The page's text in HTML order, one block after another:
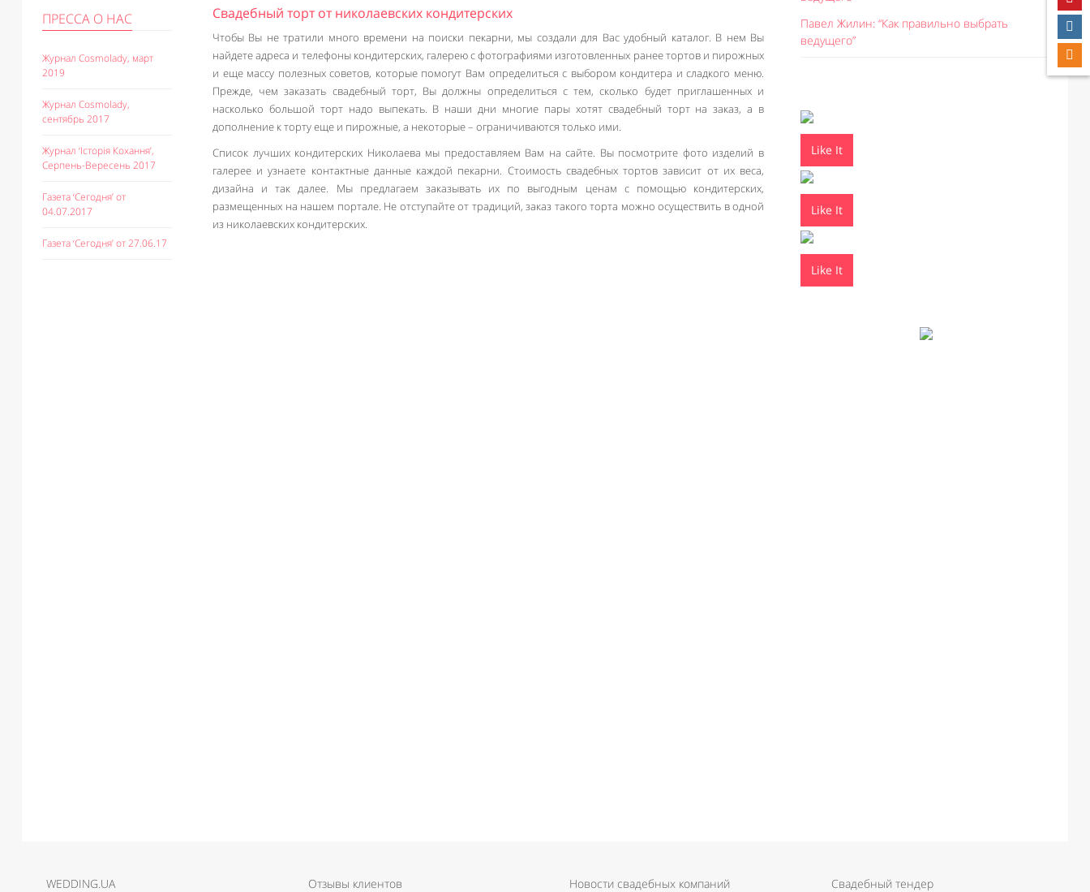
ПРЕССА О НАС
Журнал Cosmolady, март
2019
Журнал Cosmolady,
сентябрь 2017
Журнал ‘Історія Кохання’,
Серпень-Вересень 2017
Газета ‘Сегодня’ от
04.07.2017
Газета ‘Сегодня’ от 27.06.17
Свадебный торт от николаевских кондитерских
Чтобы Вы не тратили много времени на поиски пекарни, мы создали для Вас удобный каталог. В нем Вы
найдете адреса и телефоны кондитерских, галерею с фотографиями изготовленных ранее тортов и пирожных
и еще массу полезных советов, которые помогут Вам определиться с выбором кондитера и сладкого меню.
Прежде, чем заказать свадебный торт, Вы должны определиться с тем, сколько будет приглашенных и
насколько большой торт надо выпекать. В наши дни многие пары хотят свадебный торт на заказ, а в
дополнение к торту еще и пирожные, а некоторые – ограничиваются только ими.
Список лучших кондитерских Николаева мы предоставляем Вам на сайте. Вы посмотрите фото изделий в
галерее и узнаете контактные данные каждой пекарни. Стоимость свадебных тортов зависит от их веса,
дизайна и так далее. Мы предлагаем заказывать их по выгодным ценам с помощью кондитерских,
размещенных на нашем портале. Не отступайте от традиций, заказ такого торта можно осуществить в одной
из николаевских кондитерских.
Павел Жилин: “Как правильно выбрать
ведущего”
Like It
Like It
Like It
WEDDING.UA Отзывы клиентов Новости свадебных компаний Свадебный тендер